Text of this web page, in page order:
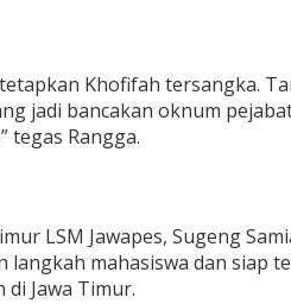
Khofifah tersangka.
jadi bancakan oknum
tegas Rangga.
LSM Jawapes, Sugeng
langkah mahasiswa dan siap
Jawa Timur.